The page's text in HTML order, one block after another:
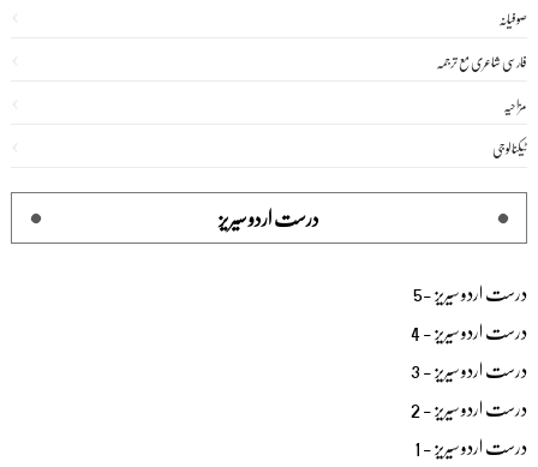
صوفیانہ
فارسی شاعری مع ترجمہ
مزاحیہ
ٹیکنالوجی
درست اردو سیریز
درست اردو سیریز -5
درست اردو سیریز - 4
درست اردو سیریز - 3
درست اردو سیریز - 2
درست اردو سیریز - 1